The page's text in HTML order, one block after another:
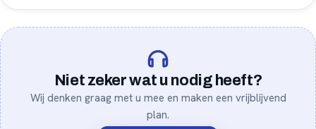
Niet zeker wat u nodig heeft?
Wij denken graag met u mee en maken een vrijblijvend
plan.